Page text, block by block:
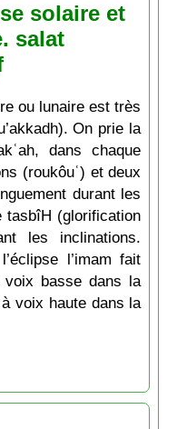
solaire et
salat
ou lunaire est très
On prie la
dans chaque
(roukôuʿ) et deux
durant les
tasbîH (glorification
les inclinations.
l’imam fait
basse dans la
voix haute dans la